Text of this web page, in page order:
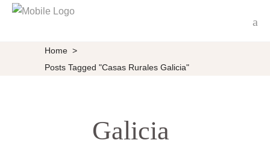
Home >
Posts Tagged "Casas Rurales Galicia"
Galicia